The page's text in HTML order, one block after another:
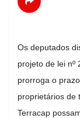
Os deputados
projeto de lei nº
prorroga o
proprietários de
Terracap